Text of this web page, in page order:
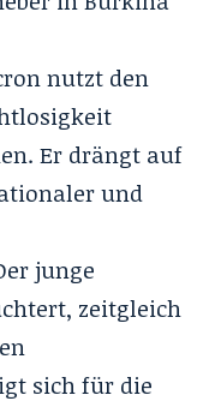
nutzt den
Er drängt auf
und
junge
zeitgleich
sich für die